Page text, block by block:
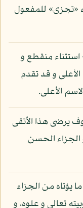
«تجزى» للمفعول
استثناء منقطع و
و قد تقدم
الأعلى.
يرضى هذا الأتقى
الجزاء الحسن
يؤتاه من الجزاء
تعالى و علوه، و